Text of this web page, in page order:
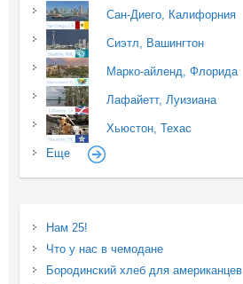
Сан-Диего, Калифорния
Сиэтл, Вашингтон
Марко-айленд, Флорида
Лафайетт, Луизиана
Хьюстон, Техас
Еще
Нам 25!
Что у нас в чемодане
Бородинский хлеб для американцев